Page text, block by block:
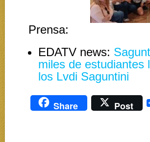
Prensa:
EDATV news:
miles de estudiantes
los Lvdi Saguntini
Share Post